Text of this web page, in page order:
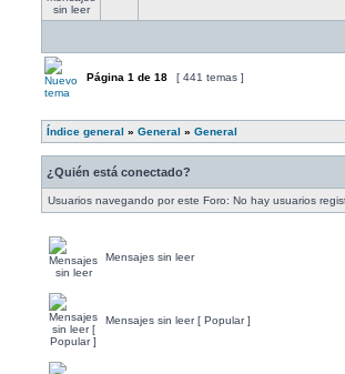
Página 1 de 18 [ 441 temas ]
Índice general » General » General
¿Quién está conectado?
Usuarios navegando por este Foro: No hay usuarios
Mensajes sin leer
Mensajes sin leer [ Popular ]